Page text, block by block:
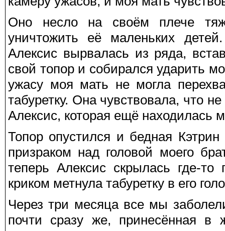
Оно несло на своём плече
уничтожить её маленьких
Алексис вырвалась из ряда,
свой топор и собирался ударить
ужасу моя мать не могла
табуретку. Она чувствовала, что
Алексис, которая ещё находилась
Топор опустился и бедная
призраком над головой моего
теперь Алексис скрылась где-
криком метнула табуретку в его
Через три месяца все мы
почти сразу же, принесённая в